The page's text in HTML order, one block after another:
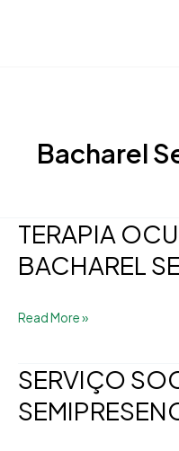
Bacharel
TERAPIA
BACHAREL
TERAPIA
–
SEMI
Read More »
SERVIÇO
SERVIÇO
–